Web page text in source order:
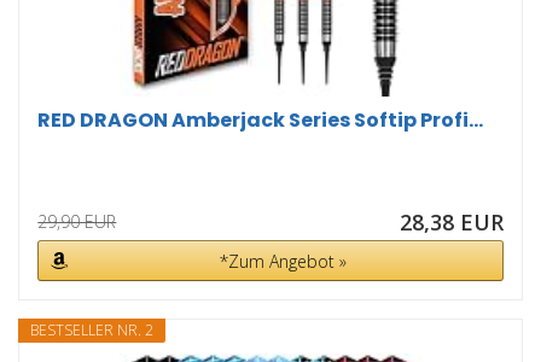
RED DRAGON Amberjack Series Softip Profi...
29,90 EUR 28,38 EUR
*Zum Angebot »
BESTSELLER NR. 2